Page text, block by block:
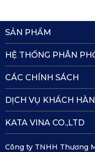
SẢN PHẨM
HỆ THỐNG PHÂN
CÁC CHÍNH SÁCH
DỊCH VỤ KHÁCH
KATA VINA CO.,LTD
Công ty TNHH Thương